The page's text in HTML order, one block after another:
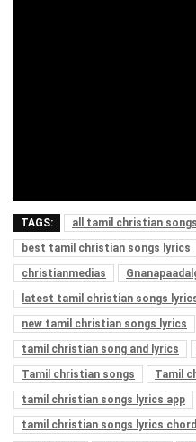
TAGS:
all tamil christian
best tamil christian songs lyrics
christianmedias
latest tamil christian songs
new tamil christian songs lyrics
tamil christian song and lyrics
Tamil christian songs
Tamil
tamil christian songs lyrics app
tamil christian songs lyrics